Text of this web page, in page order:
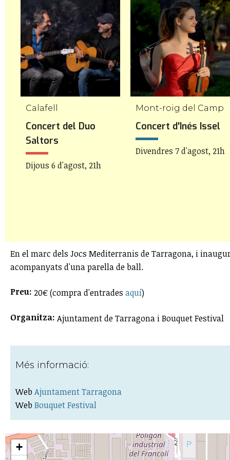
Calafell
Concert del Duo
Saltors
Dijous 6 d'agost, 21h
Mont-roig del Camp
Concert d'Inés Issel
Divendres 7 d'agost, 21h
En el marc dels Jocs Mediterranis de Tarragona, i
acompanyats d'una parella de ball.
Preu: 20€ (compra d'entrades aquí)
Organitza: Ajuntament de Tarragona i Bouquet Festival
Més informació:
Web Ajuntament Tarragona
Web Bouquet Festival
+